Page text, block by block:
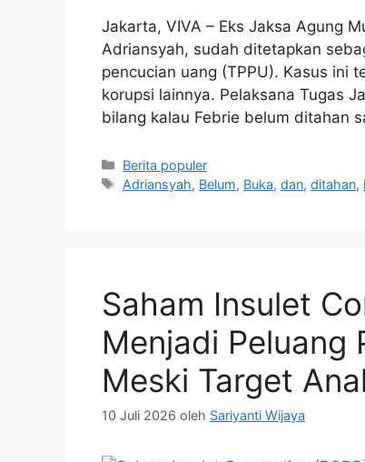
Jakarta, VIVA – Eks Jaksa Agung
Adriansyah, sudah ditetapkan
pencucian uang (TPPU). Kasus ini
korupsi lainnya. Pelaksana Tugas
bilang kalau Febrie belum ditahan
Kategori
Berita populer
Tag
Adriansyah, Belum, Buka,dan,ditahan,
Saham Insulet
Menjadi Peluang
Meski Target
10 Juli 2026 oleh Sariyanti Wijaya